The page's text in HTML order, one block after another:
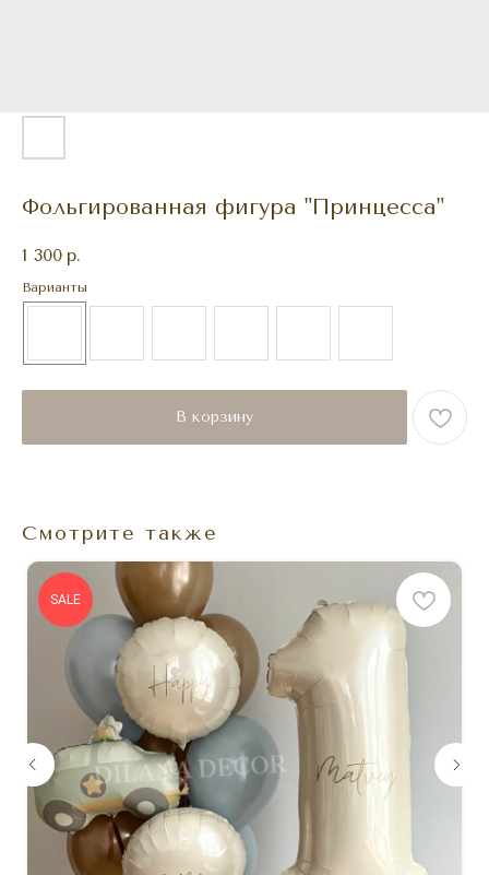
Фольгированная фигура "Принцесса"
1 300 р.
Варианты
В корзину
Смотрите также
SALE